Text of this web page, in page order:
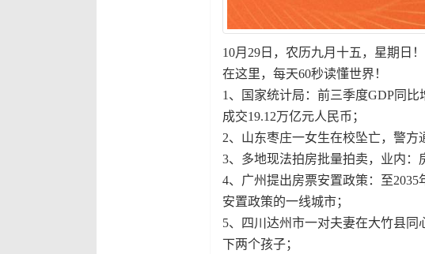
10月29日，农历九月十五，星期日！
在这里，每天60秒读懂世界！
1、国家统计局：前三季度GDP同
成交19.12万亿元人民币；
2、山东枣庄一女生在校坠亡，警方
3、多地现法拍房批量拍卖，业内：
4、广州提出房票安置政策：至
安置政策的一线城市；
5、四川达州市一对夫妻在大竹县
下两个孩子；